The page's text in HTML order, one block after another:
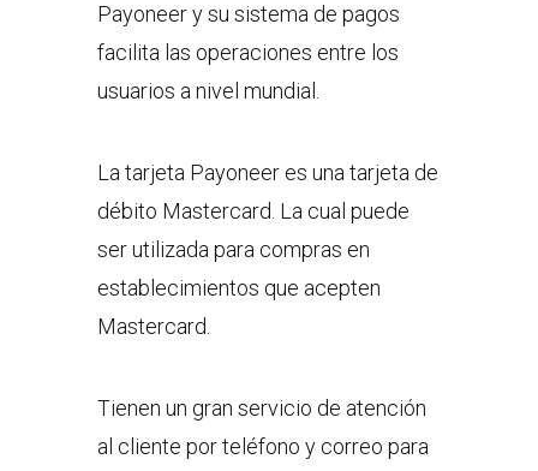
Payoneer y su sistema de pagos
facilita las operaciones entre los
usuarios a nivel mundial.
La tarjeta Payoneer es una tarjeta de
débito Mastercard. La cual puede
ser utilizada para compras en
establecimientos que acepten
Mastercard.
Tienen un gran servicio de atención
al cliente por teléfono y correo para